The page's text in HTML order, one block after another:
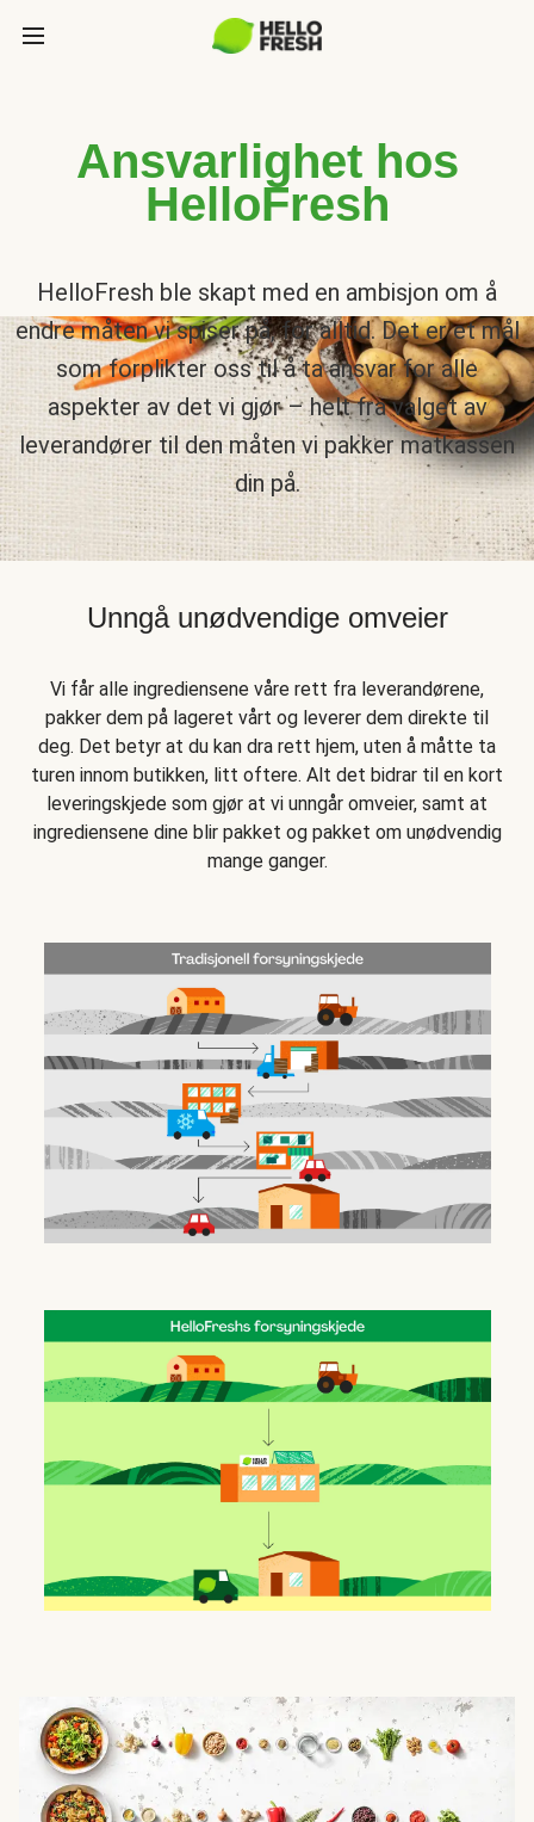
Ansvarlighet hos
HelloFresh
HelloFresh ble skapt med en ambisjon om å
endre måten vi spiser på, for alltid. Det er et mål
som forplikter oss til å ta ansvar for alle
aspekter av det vi gjør – helt fra valget av
leverandører til den måten vi pakker matkassen
din på.
Unngå unødvendige omveier
Vi får alle ingrediensene våre rett fra leverandørene,
pakker dem på lageret vårt og leverer dem direkte til
deg. Det betyr at du kan dra rett hjem, uten å måtte ta
turen innom butikken, litt oftere. Alt det bidrar til en kort
leveringskjede som gjør at vi unngår omveier, samt at
ingrediensene dine blir pakket og pakket om unødvendig
mange ganger.